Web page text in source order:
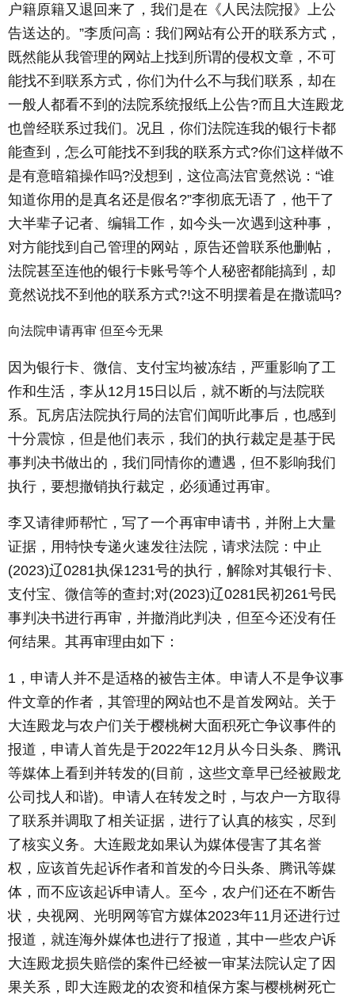
户籍原籍又退回来了，我们是在《人民法院报》上公
告送达的。”李质问高：我们网站有公开的联系方式，
既然能从我管理的网站上找到所谓的侵权文章，不可
能找不到联系方式，你们为什么不与我们联系，却在
一般人都看不到的法院系统报纸上公告?而且大连殿龙
也曾经联系过我们。况且，你们法院连我的银行卡都
能查到，怎么可能找不到我的联系方式?你们这样做不
是有意暗箱操作吗?没想到，这位高法官竟然说：“谁
知道你用的是真名还是假名?”李彻底无语了，他干了
大半辈子记者、编辑工作，如今头一次遇到这种事，
对方能找到自己管理的网站，原告还曾联系他删帖，
法院甚至连他的银行卡账号等个人秘密都能搞到，却
竟然说找不到他的联系方式?!这不明摆着是在撒谎吗?
向法院申请再审 但至今无果
因为银行卡、微信、支付宝均被冻结，严重影响了工
作和生活，李从12月15日以后，就不断的与法院联
系。瓦房店法院执行局的法官们闻听此事后，也感到
十分震惊，但是他们表示，我们的执行裁定是基于民
事判决书做出的，我们同情你的遭遇，但不影响我们
执行，要想撤销执行裁定，必须通过再审。
李又请律师帮忙，写了一个再审申请书，并附上大量
证据，用特快专递火速发往法院，请求法院：中止
(2023)辽0281执保1231号的执行，解除对其银行卡、
支付宝、微信等的查封;对(2023)辽0281民初261号民
事判决书进行再审，并撤消此判决，但至今还没有任
何结果。其再审理由如下：
1，申请人并不是适格的被告主体。申请人不是争议事
件文章的作者，其管理的网站也不是首发网站。关于
大连殿龙与农户们关于樱桃树大面积死亡争议事件的
报道，申请人首先是于2022年12月从今日头条、腾讯
等媒体上看到并转发的(目前，这些文章早已经被殿龙
公司找人和谐)。申请人在转发之时，与农户一方取得
了联系并调取了相关证据，进行了认真的核实，尽到
了核实义务。大连殿龙如果认为媒体侵害了其名誉
权，应该首先起诉作者和首发的今日头条、腾讯等媒
体，而不应该起诉申请人。至今，农户们还在不断告
状，央视网、光明网等官方媒体2023年11月还进行过
报道，就连海外媒体也进行了报道，其中一些农户诉
大连殿龙损失赔偿的案件已经被一审某法院认定了因
果关系，即大连殿龙的农资和植保方案与樱桃树死亡